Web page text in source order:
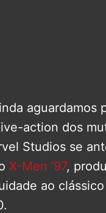
aguardamos
action dos
Studios se
X-Men ’97,
ao